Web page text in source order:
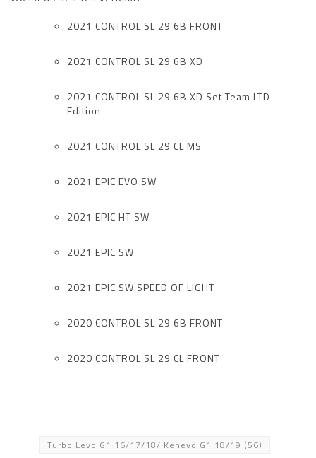
2021 CONTROL SL 29 6B FRONT
2021 CONTROL SL 29 6B XD
2021 CONTROL SL 29 6B XD Set Team LTD
Edition
2021 CONTROL SL 29 CL MS
2021 EPIC EVO SW
2021 EPIC HT SW
2021 EPIC SW
2021 EPIC SW SPEED OF LIGHT
2020 CONTROL SL 29 6B FRONT
2020 CONTROL SL 29 CL FRONT
Turbo Levo G1 16/17/18/ Kenevo G1 18/19 (56)